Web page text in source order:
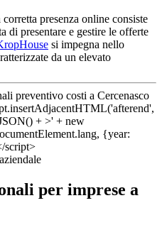
presenza online consiste
di presentare e gestire le offerte
si impegna nello
da un elevato
per imprese a